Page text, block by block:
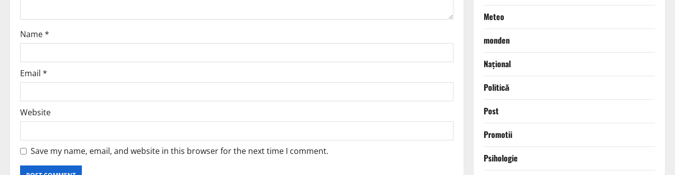
Name*
Email *
Website
Save my name, email, and website in this browser for the next time I comment.
Meteo
monden
Național
Politică
Post
Promotii
Psihologie